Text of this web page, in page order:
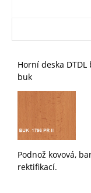
Horní deska
buk
Podnož kovová, b
rektifikací.